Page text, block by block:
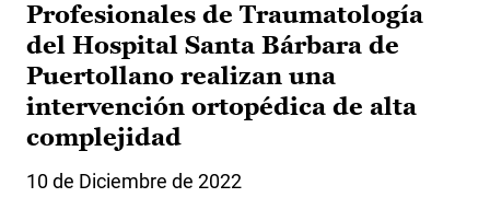
Profesionales de Traumatología
del Hospital Santa Bárbara de
Puertollano realizan una
intervención ortopédica de alta
complejidad
10 de Diciembre de 2022